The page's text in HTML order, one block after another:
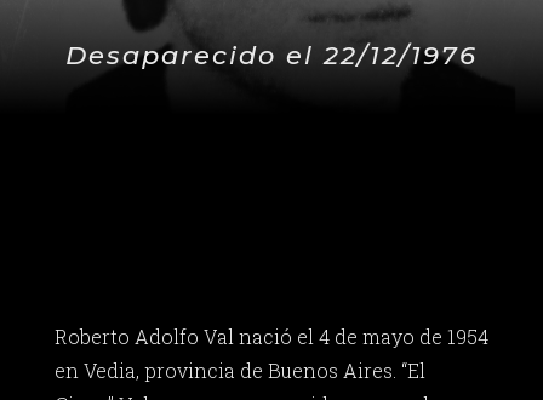
Desaparecido el 22/12/1976
Roberto Adolfo Val nació el 4 de mayo de 1954
en Vedia, provincia de Buenos Aires. “El